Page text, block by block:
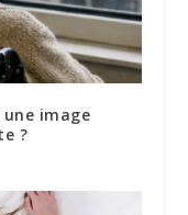
une image
?